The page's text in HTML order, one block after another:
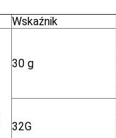
Wskaźnik
30 g
32G